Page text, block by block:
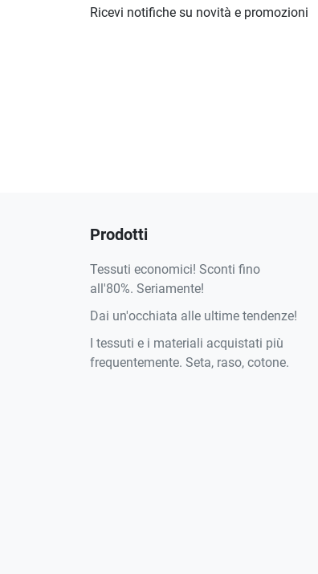
Ricevi notifiche su novità e promozioni
Prodotti
Tessuti economici! Sconti fino
all'80%. Seriamente!
Dai un'occhiata alle ultime tendenze!
I tessuti e i materiali acquistati più
frequentemente. Seta, raso, cotone.